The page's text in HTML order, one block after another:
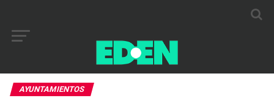
AYUNTAMIENTOS